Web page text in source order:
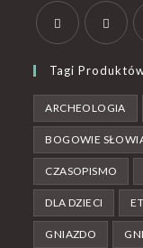
Tagi
ARCHEOLOGIA
BOGOWIE
CZASOPISMO
DLA DZIECI
GNIAZDO